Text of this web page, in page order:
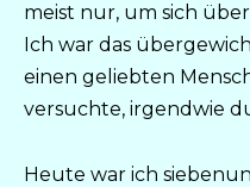
meist nur, um sich
Ich war das
einen geliebten
versuchte, irgendwie
Heute war ich